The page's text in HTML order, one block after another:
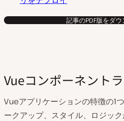
記事のPDF版をダ
Vueコンポーネント
Vueアプリケーションの特徴の1
ークアップ、スタイル、ロジッ